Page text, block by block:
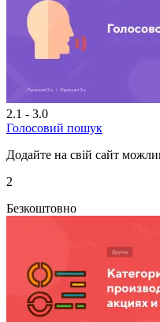
2.1 - 3.0
Голосовий пошук
Додайте на свій сайт
2
Безкоштовно